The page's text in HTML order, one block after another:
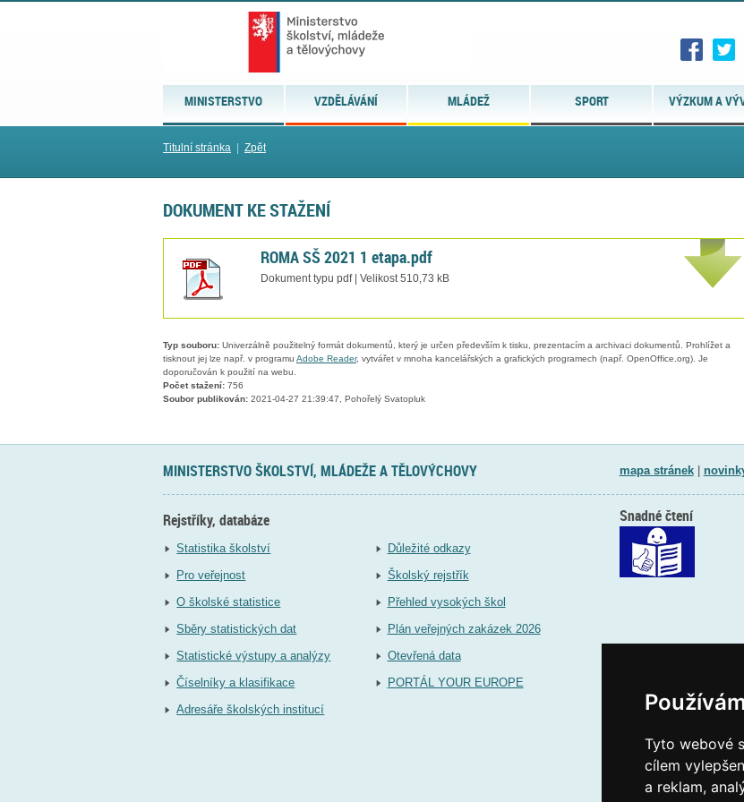
Tyto webové
cílem
a reklam,
MINISTERSTVO VZDĚLÁVÁNÍ MLÁDEŽ SPORT VÝZKUM A
Titulní stránka Zpět
DOKUMENT KE STAŽENÍ
ROMA SŠ 2021 1 etapa.pdf
Dokument typu pdf | Velikost 510,73 kB
Typ souboru: Univerzálně použitelný formát dokumentů, který je určen především k tisku, prezentacím a archivaci dokumentů. Prohlížet a
tisknout jej lze např. v programu Adobe Reader, vytvářet v mnoha kancelářských a grafických programech (např. OpenOffice.org). Je
doporučován k použití na webu.
Počet stažení: 756
Soubor publikován: 2021-04-27 21:39:47, Pohořelý Svatopluk
MINISTERSTVO ŠKOLSTVÍ, MLÁDEŽE A TĚLOVÝCHOVY mapa stránek|
Rejstříky, databáze
Statistika školství
Pro veřejnost
O školské statistice
Sběry statistických dat
Statistické výstupy a analýzy
Číselníky a klasifikace
Adresáře školských institucí
Důležité odkazy
Školský rejstřík
Přehled vysokých škol
Plán veřejných zakázek 2026
Otevřená data
PORTÁL YOUR EUROPE
Snadné čtení